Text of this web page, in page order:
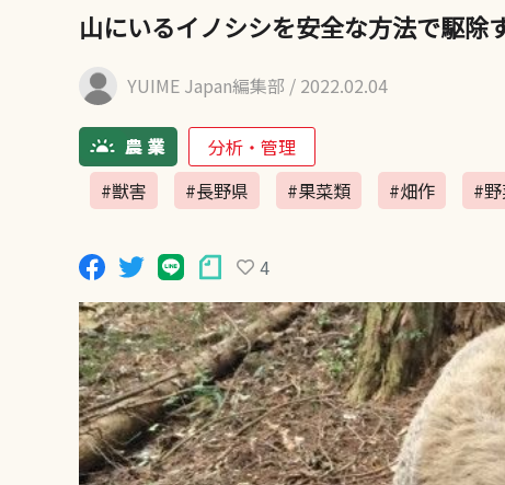
山にいるイノシシを安全な方法で駆除
YUIME Japan編集部 / 2022.02.04
分析・管理
#獣害
#長野県 #果菜類 #畑作 #
4